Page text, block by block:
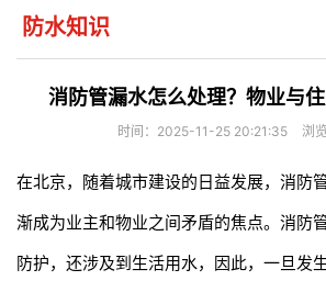
防水知识
消防管漏水怎么处理？物业与
时间：2025-11-25 20:21:35 浏览
在北京，随着城市建设的日益发展，消防
渐成为业主和物业之间矛盾的焦点。消防
防护，还涉及到生活用水，因此，一旦发